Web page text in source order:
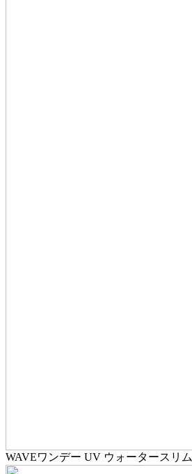
WAVEワンデー UV ウォータースリム